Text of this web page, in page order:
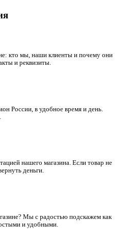
кто мы, наши клиенты и почему они
и реквизиты.
России, в удобное время и день.
нашего магазина. Если товар не
деньги.
Мы с радостью подскажем как
и удобными.